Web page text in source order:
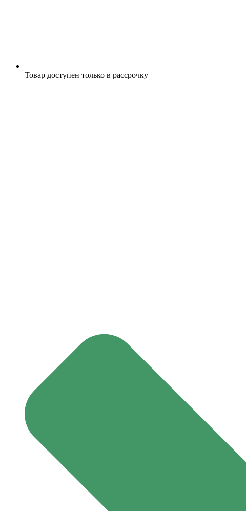
Товар доступен только в рассрочку